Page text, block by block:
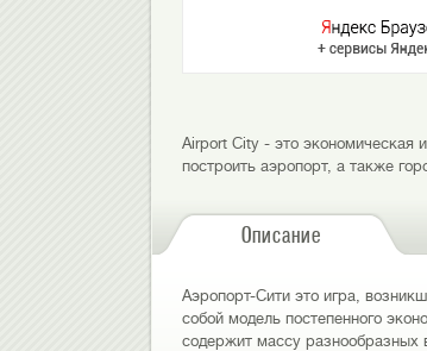
Airport City - это экономическая
построить аэропорт, а также
Описание
Аэропорт-Сити это игра,
собой модель постепенного
содержит массу разнообразных